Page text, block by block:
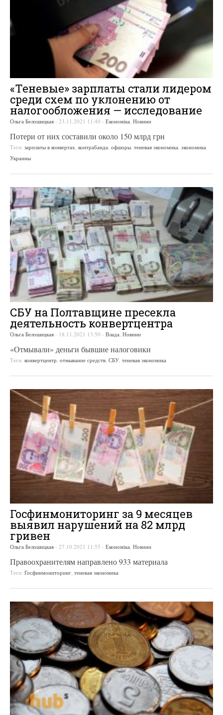
«Теневые» зарплаты стали лидером
среди схем по уклонению от
налогообложения — исследование
Ольга Белошицкая - 23.11.2021 11:40 - Економіка Новини
Потери от них составили около 150 млрд грн
Теги: зарплаты в конвертах контрабанда офшоры теневая экономика экономика
Украины
СБУ на Полтавщине пресекла
деятельность конвертцентра
Ольга Белошицкая - 18.11.2021 13:50 - Влада Новини
«Отмывали» деньги бывшие налоговики
Теги: конвертцентр отмывание средств СБУ теневая экономика
Госфинмониторинг за 9 месяцев
выявил нарушений на 82 млрд
гривен
Ольга Белошицкая - 27.10.2021 11:55 - Економіка, Новини
Правоохранителям направлено 933 материала
Теги: Госфинмониторинг, теневая экономика